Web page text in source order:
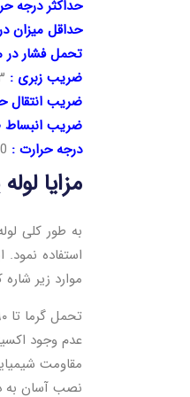
حداکثر درجه
حداقل میزان
تحمل فشار در مدت
ضریب زبری :
ضریب انتقال
ضریب انبساط
درجه حرارت :
مزایا
به طور کلی
استفاده
موارد زیر شاره
تحمل گرما تا ۹۰ درجه سانتیگراد
عدم وجود
مقاومت
نصب آسان به